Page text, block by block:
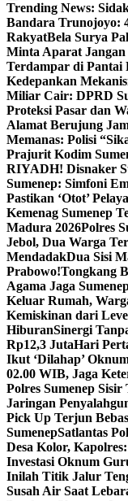
Trending News:
Bandara Trunojoyo:
RakyatBela Surya
Minta Aparat
Terdampar di Pantai
Kedepankan
Miliar Cair: DPRD
Proteksi Pasar dan
Alamat Berujung
Memanas: Polisi
Prajurit Kodim
RIYADH! Disnaker
Sumenep: Simfoni
Pastikan ‘Otot’
Kemenag Sumenep
Madura 2026Polres
Jebol, Dua Warga
MendadakDua Sisi
Prabowo!Tongkang
Agama Jaga
Keluar Rumah,
Kemiskinan dari
HiburanSinergi
Rp12,3 JutaHari
Ikut ‘Dilahap’
02.00 WIB, Jaga
Polres Sumenep
Jaringan
Pick Up Terjun
SumenepSatlantas
Desa Kolor,
Investasi Oknum
Inilah Titik Jalur
Susah Air Saat